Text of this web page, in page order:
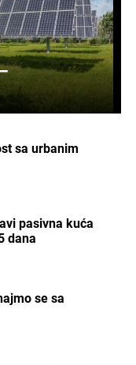
sa urbanim
pasivna kuća
dana
se sa